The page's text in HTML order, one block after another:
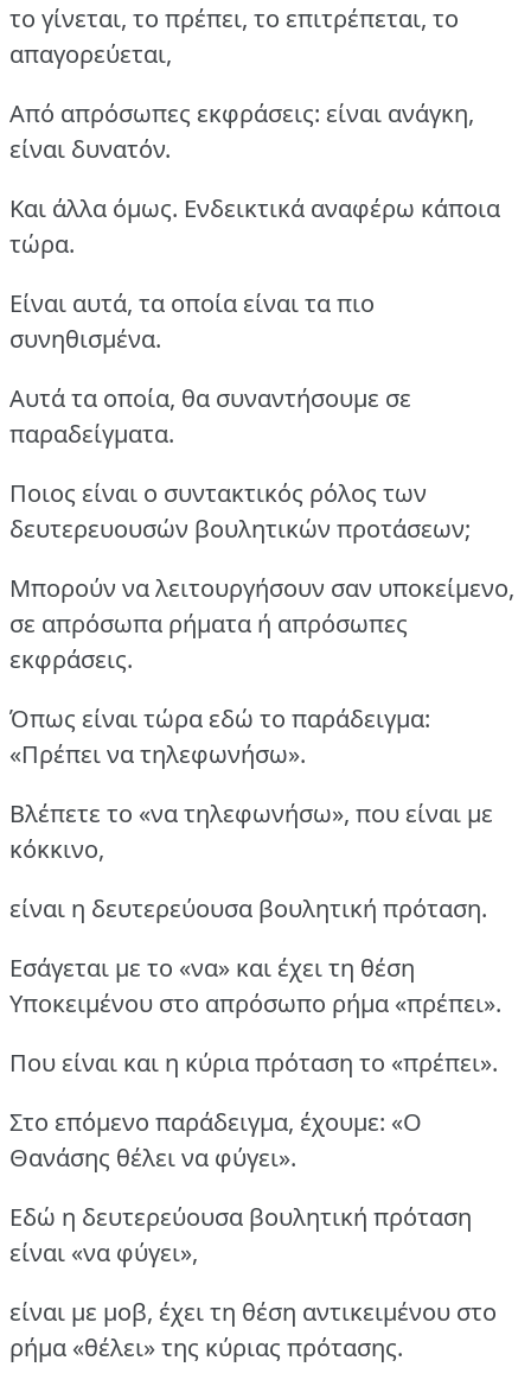
το γίνεται, το πρέπει, το επιτρέπεται, το
απαγορεύεται,
Από απρόσωπες εκφράσεις: είναι ανάγκη,
είναι δυνατόν.
Και άλλα όμως. Ενδεικτικά αναφέρω κάποια
τώρα.
Είναι αυτά, τα οποία είναι τα πιο
συνηθισμένα.
Αυτά τα οποία, θα συναντήσουμε σε
παραδείγματα.
Ποιος είναι ο συντακτικός ρόλος των
δευτερευουσών βουλητικών προτάσεων;
Μπορούν να λειτουργήσουν σαν υποκείμενο,
σε απρόσωπα ρήματα ή απρόσωπες
εκφράσεις.
Όπως είναι τώρα εδώ το παράδειγμα:
«Πρέπει να τηλεφωνήσω».
Βλέπετε το «να τηλεφωνήσω», που είναι με
κόκκινο,
είναι η δευτερεύουσα βουλητική πρόταση.
Εσάγεται με το «να» και έχει τη θέση
Υποκειμένου στο απρόσωπο ρήμα «πρέπει».
Που είναι και η κύρια πρόταση το «πρέπει».
Στο επόμενο παράδειγμα, έχουμε: «Ο
Θανάσης θέλει να φύγει».
Εδώ η δευτερεύουσα βουλητική πρόταση
είναι «να φύγει»,
είναι με μοβ, έχει τη θέση αντικειμένου στο
ρήμα «θέλει» της κύριας πρότασης.